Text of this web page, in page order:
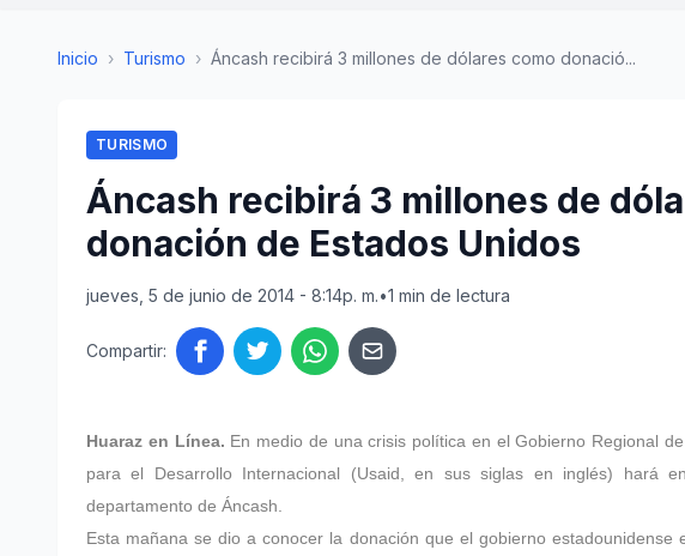
Inicio › Turismo › Áncash recibirá 3 millones de dólares como donació...
TURISMO
Áncash recibirá 3 millones de
donación de Estados Unidos
jueves, 5 de junio de 2014 - 8:14p. m.•1 min de lectura
Compartir:
Huaraz en Línea. En medio de una crisis política en el Gobierno Regional
para el Desarrollo Internacional (Usaid, en sus siglas en inglés) hará
departamento de Áncash.
Esta mañana se dio a conocer la donación que el gobierno estadounidense